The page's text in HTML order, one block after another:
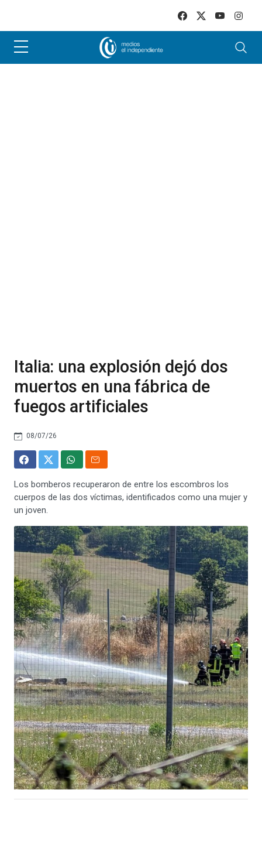
Italia: una explosión dejó dos
muertos en una fábrica de
fuegos artificiales
08/07/26
Los bomberos recuperaron de entre los escombros los
cuerpos de las dos víctimas, identificados como una mujer y
un joven.